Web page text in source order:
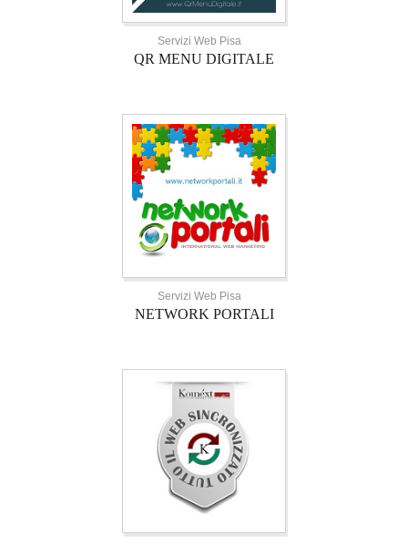
Servizi Web Pisa
QR MENU DIGITALE
Servizi Web Pisa
NETWORK PORTALI